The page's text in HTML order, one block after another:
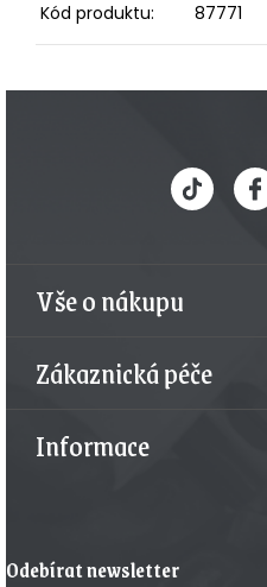
Kód produktu: 87771
Vše o nákupu
Zákaznická péče
Informace
Odebírat newsletter